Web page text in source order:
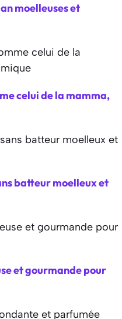
moelleuses et
celui de la mamma,
batteur moelleux et
et gourmande pour